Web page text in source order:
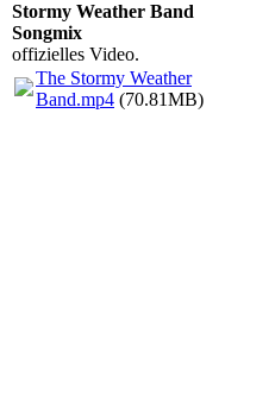
Stormy Weather Band
Songmix
offizielles Video.
The Stormy Weather
Band.mp4 (70.81MB)